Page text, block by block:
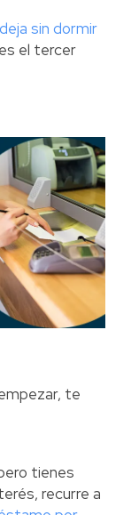
deja sin dormir
el tercer
te
tienes
recurre a